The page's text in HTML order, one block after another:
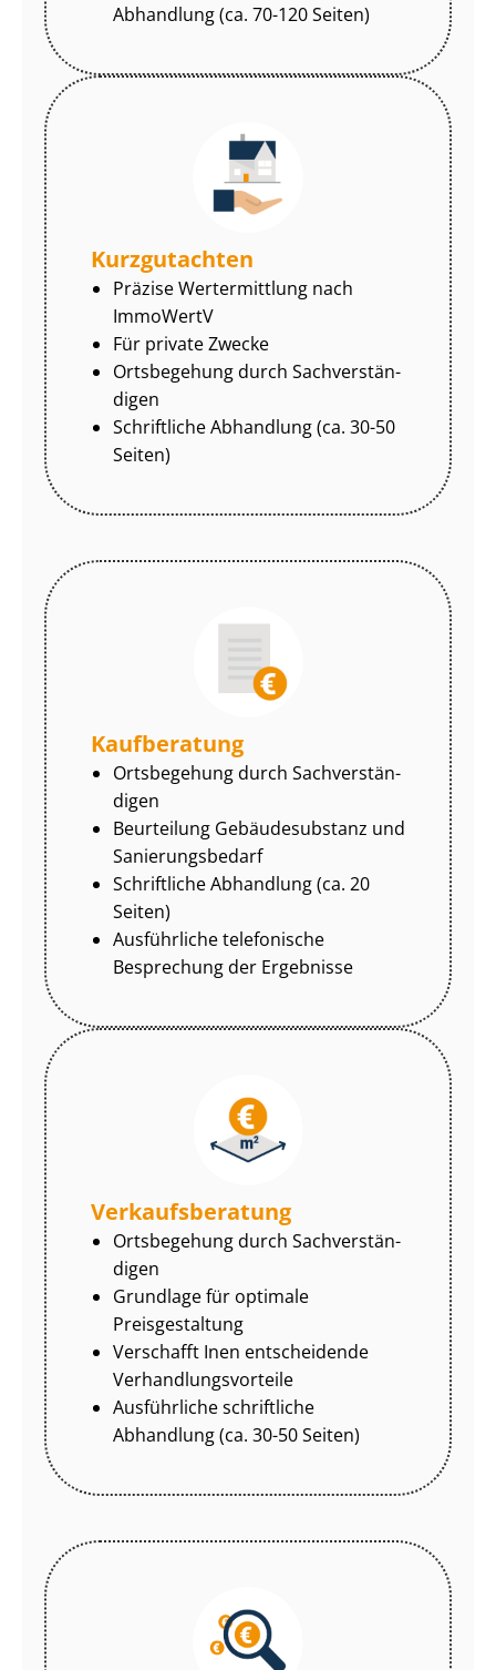
Abhandlung (ca. 70-120 Seiten)
Kurzgutachten
Präzise Wertermittlung nach
ImmoWertV
Für private Zwecke
Ortsbegehung durch Sach­ver­stän­
di­gen
Schriftliche Abhandlung (ca. 30-50
Seiten)
Kaufberatung
Ortsbegehung durch Sach­ver­stän­
di­gen
Beurteilung Gebäudesubstanz und
Sa­nie­rungs­be­darf
Schriftliche Abhandlung (ca. 20
Seiten)
Ausführliche telefonische
Besprechung der Ergebnisse
Ver­kaufs­be­ra­tung
Ortsbegehung durch Sach­ver­stän­
di­gen
Grundlage für optimale
Preisgestaltung
Verschafft Inen entscheidende
Ver­hand­lungs­vor­tei­le
Ausführliche schriftliche
Abhandlung (ca. 30-50 Seiten)